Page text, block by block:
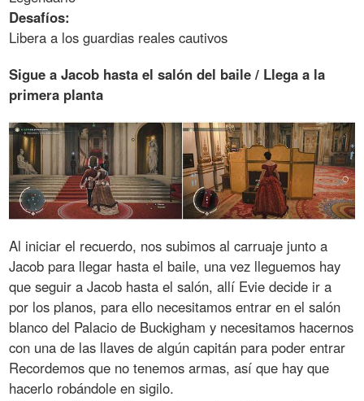
Desafíos:
Libera a los guardias reales cautivos
Sigue a Jacob hasta el salón del baile / Llega a la
primera planta
Al iniciar el recuerdo, nos subimos al carruaje junto a
Jacob para llegar hasta el baile, una vez lleguemos hay
que seguir a Jacob hasta el salón, allí Evie decide ir a
por los planos, para ello necesitamos entrar en el salón
blanco del Palacio de Buckigham y necesitamos hacernos
con una de las llaves de algún capitán para poder entrar
Recordemos que no tenemos armas, así que hay que
hacerlo robándole en sigilo.